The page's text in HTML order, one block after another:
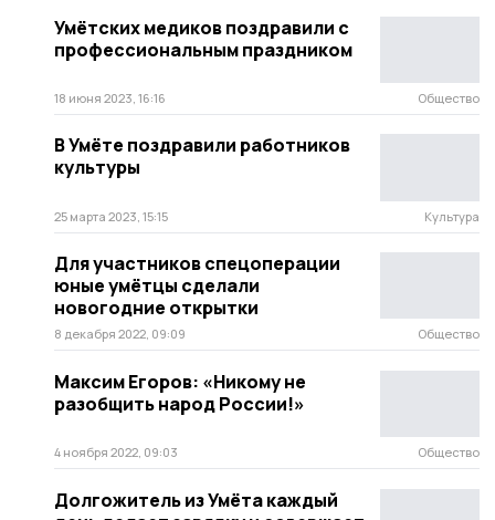
Умётских медиков поздравили с
профессиональным праздником
18 июня 2023, 16:16 Общество
В Умёте поздравили работников
культуры
25 марта 2023, 15:15 Культура
Для участников спецоперации
юные умётцы сделали
новогодние открытки
8 декабря 2022, 09:09 Общество
Максим Егоров: «Никому не
разобщить народ России!»
4 ноября 2022, 09:03 Общество
Долгожитель из Умёта каждый